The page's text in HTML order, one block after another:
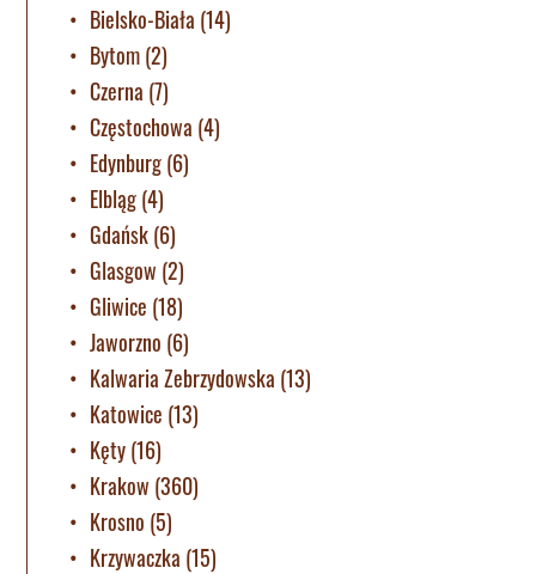
Bielsko-Biała (14)
Bytom(2)
Czerna (7)
Częstochowa (4)
Edynburg(6)
Elbląg(4)
Gdańsk(6)
Glasgow (2)
Gliwice (18)
Jaworzno (6)
Kalwaria Zebrzydowska (13)
Katowice (13)
Kęty(16)
Krakow (360)
Krosno (5)
Krzywaczka (15)